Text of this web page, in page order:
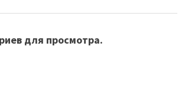
для просмотра.